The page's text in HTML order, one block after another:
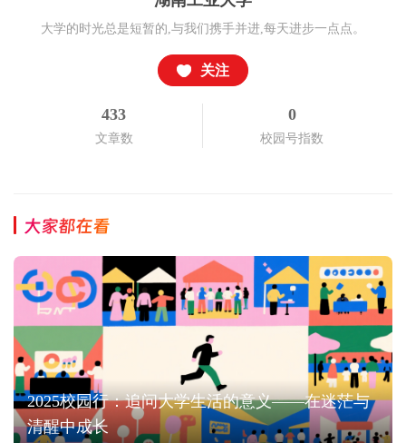
大学的时光总是短暂的,与我们携手并进,每天进步一点点。
关注
433
文章数
0
校园号指数
大家都在看
2025校园行：追问大学生活的意义——在迷茫与
清醒中成长